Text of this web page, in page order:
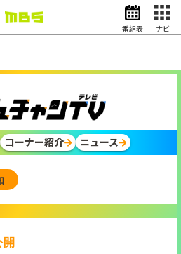
ニュース
アナウンサー
番組表 ナビ
コーナー紹介 ニュース
開